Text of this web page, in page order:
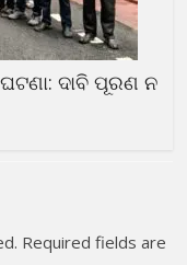
ଦାବି ପୂରଣ ନ
Required fields are